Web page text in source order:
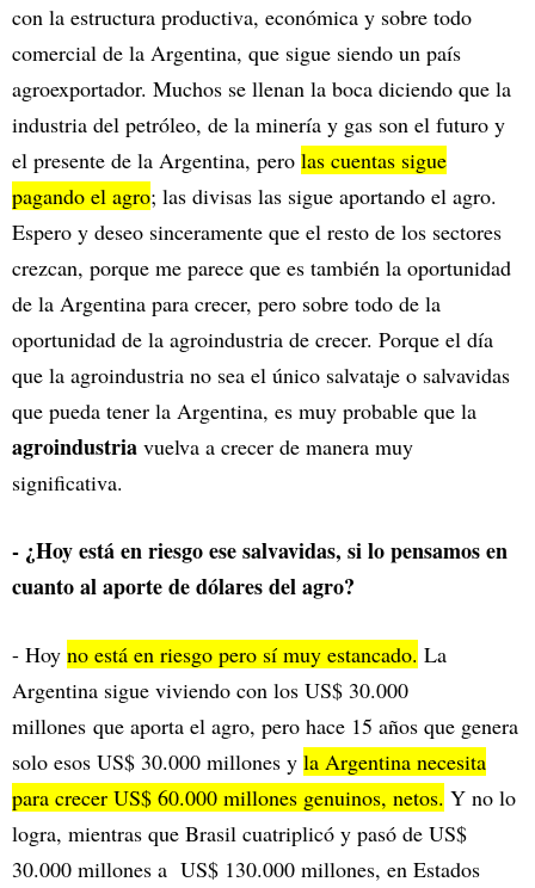
con la estructura productiva, económica y sobre todo
comercial de la Argentina, que sigue siendo un país
agroexportador. Muchos se llenan la boca diciendo que la
industria del petróleo, de la minería y gas son el futuro y
el presente de la Argentina, pero las cuentas sigue
pagando el agro; las divisas las sigue aportando el agro.
Espero y deseo sinceramente que el resto de los sectores
crezcan, porque me parece que es también la oportunidad
de la Argentina para crecer, pero sobre todo de la
oportunidad de la agroindustria de crecer. Porque el día
que la agroindustria no sea el único salvataje o salvavidas
que pueda tener la Argentina, es muy probable que la
agroindustria vuelva a crecer de manera muy
significativa.
- ¿Hoy está en riesgo ese salvavidas, si lo pensamos en
cuanto al aporte de dólares del agro?
- Hoy no está en riesgo pero sí muy estancado. La
Argentina sigue viviendo con los US$ 30.000
millones que aporta el agro, pero hace 15 años que genera
solo esos US$ 30.000 millones y la Argentina necesita
para crecer US$ 60.000 millones genuinos, netos. Y no lo
logra, mientras que Brasil cuatriplicó y pasó de US$
30.000 millones a US$ 130.000 millones, en Estados